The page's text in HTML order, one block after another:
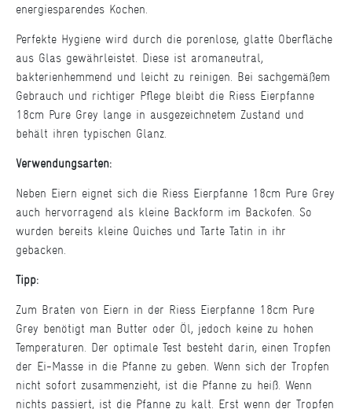
energiesparendes Kochen.
Perfekte Hygiene wird durch die porenlose, glatte Oberfläche
aus Glas gewährleistet. Diese ist aromaneutral,
bakterienhemmend und leicht zu reinigen. Bei sachgemäßem
Gebrauch und richtiger Pflege bleibt die Riess Eierpfanne
18cm Pure Grey lange in ausgezeichnetem Zustand und
behält ihren typischen Glanz.
Verwendungsarten:
Neben Eiern eignet sich die Riess Eierpfanne 18cm Pure Grey
auch hervorragend als kleine Backform im Backofen. So
wurden bereits kleine Quiches und Tarte Tatin in ihr
gebacken.
Tipp:
Zum Braten von Eiern in der Riess Eierpfanne 18cm Pure
Grey benötigt man Butter oder Öl, jedoch keine zu hohen
Temperaturen. Der optimale Test besteht darin, einen Tropfen
der Ei-Masse in die Pfanne zu geben. Wenn sich der Tropfen
nicht sofort zusammenzieht, ist die Pfanne zu heiß. Wenn
nichts passiert, ist die Pfanne zu kalt. Erst wenn der Tropfen